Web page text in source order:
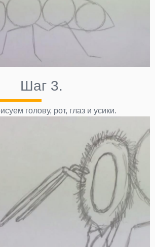
Шаг 3.
голову, рот, глаз и усики.